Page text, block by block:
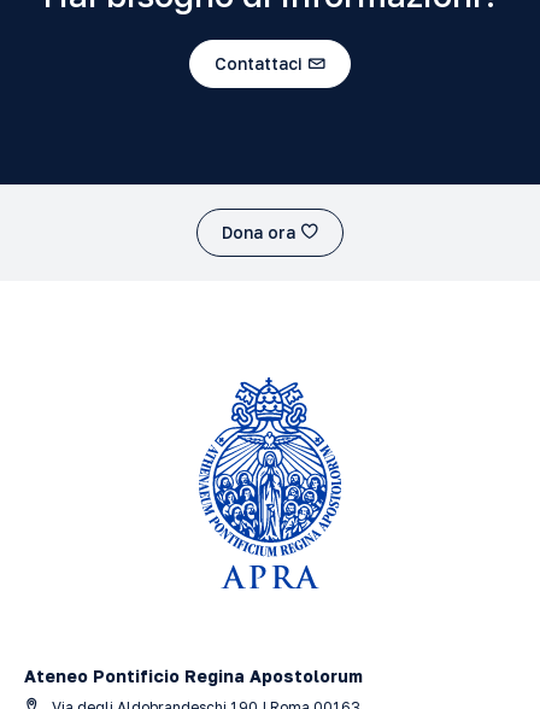
Contattaci
Dona ora
Ateneo Pontificio Regina Apostolorum